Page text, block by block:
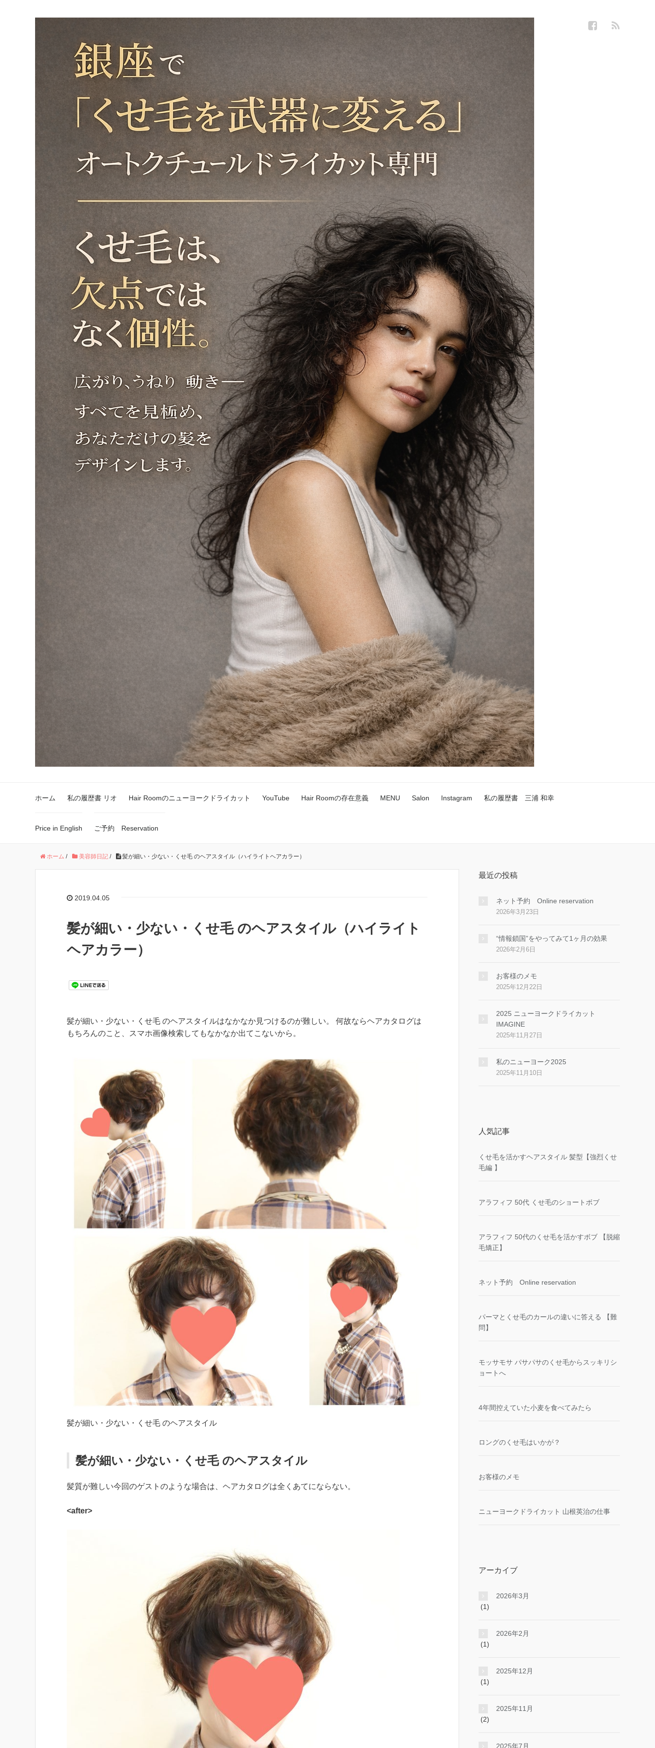
ホーム 私の履歴書 リオ Hair Roomのニューヨークドライカット YouTube Hair Roomの存在意義 MENU Salon Instagram 私の履歴書 三浦 和幸
Price in English ご予約 Reservation
ホーム / 美容師日記 / 髪が細い・少ない・くせ毛 のヘアスタイル（ハイライトヘアカラー）
2019.04.05
髪が細い・少ない・くせ毛 のヘアスタイル（ハイライト
ヘアカラー）
髪が細い・少ない・くせ毛 のヘアスタイルはなかなか見つけるのが難しい。 何故ならヘアカタログは
もちろんのこと、スマホ画像検索してもなかなか出てこないから。
髪が細い・少ない・くせ毛 のヘアスタイル
髪が細い・少ない・くせ毛 のヘアスタイル
髪質が難しい今回のゲストのような場合は、ヘアカタログは全くあてにならない。
<after>
最近の投稿
ネット予約 Online reservation
2026年3月23日
“情報鎖国”をやってみて1ヶ月の効果
2026年2月6日
お客様のメモ
2025年12月22日
2025 ニューヨークドライカット
IMAGINE
2025年11月27日
私のニューヨーク2025
2025年11月10日
人気記事
くせ毛を活かすヘアスタイル 髪型【強烈くせ
毛編 】
アラフィフ 50代 くせ毛のショートボブ
アラフィフ 50代のくせ毛を活かすボブ 【脱縮
毛矯正】
ネット予約 Online reservation
パーマとくせ毛のカールの違いに答える 【難
問】
モッサモサ パサパサのくせ毛からスッキリシ
ョートへ
4年間控えていた小麦を食べてみたら
ロングのくせ毛はいかが？
お客様のメモ
ニューヨークドライカット 山根英治の仕事
アーカイブ
2026年3月
(1)
2026年2月
(1)
2025年12月
(1)
2025年11月
(2)
2025年7月